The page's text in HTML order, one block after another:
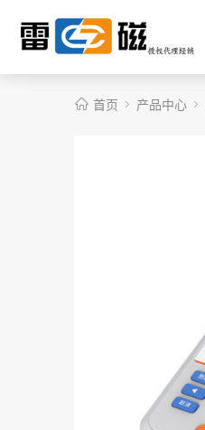
首页 产品中心